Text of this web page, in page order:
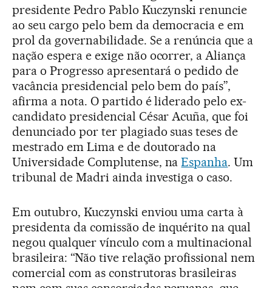
presidente Pedro Pablo Kuczynski renuncie
ao seu cargo pelo bem da democracia e em
prol da governabilidade. Se a renúncia que a
nação espera e exige não ocorrer, a Aliança
para o Progresso apresentará o pedido de
vacância presidencial pelo bem do país”,
afirma a nota. O partido é liderado pelo ex-
candidato presidencial César Acuña, que foi
denunciado por ter plagiado suas teses de
mestrado em Lima e de doutorado na
Universidade Complutense, naEspanha. Um
tribunal de Madri ainda investiga o caso.
Em outubro, Kuczynski enviou uma carta à
presidenta da comissão de inquérito na qual
negou qualquer vínculo com a multinacional
brasileira: “Não tive relação profissional nem
comercial com as construtoras brasileiras